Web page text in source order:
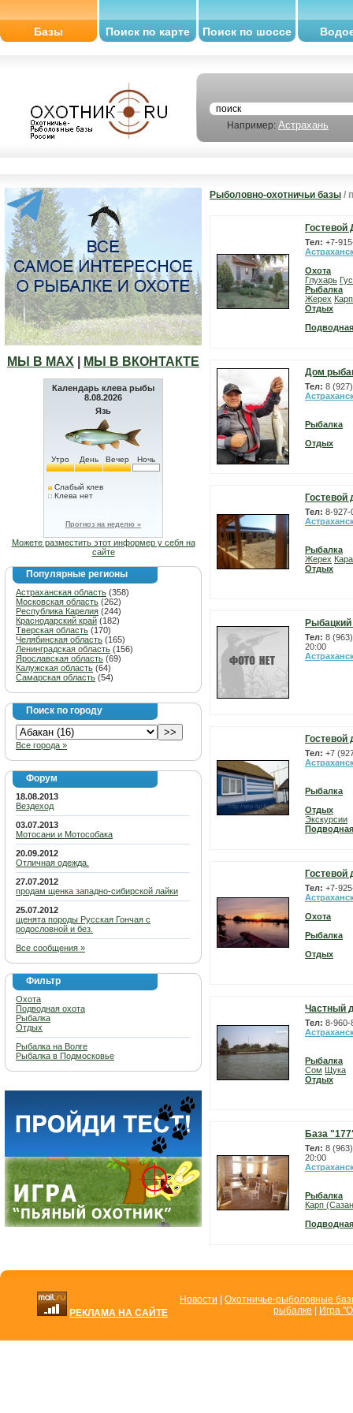
Базы Поиск по карте Поиск по шоссе
Например: Астрахань
МЫ В МАХ МЫ В ВКОНТАКТЕ
Календарь клева рыбы
8.08.2026
Язь
Утро День Вечер Ночь
Слабый клев
Клева нет
Прогноз на неделю »
Можете разместить этот информер у себя на
сайте
Популярные регионы
Астраханская область (358)
Московская область (262)
Республика Карелия (244)
Краснодарский край (182)
Тверская область (170)
Челябинская область (165)
Ленинградская область (156)
Ярославская область (69)
Калужская область (64)
Самарская область (54)
Поиск по городу
Все города »
Форум
18.08.2013
Вездеход
03.07.2013
Мотосани и Мотособака
20.09.2012
Отличная одежда.
27.07.2012
продам щенка западно-сибирской лайки
25.07.2012
щенята породы Русская Гончая с
родословной и без.
Все сообщения »
Фильтр
Охота
Подводная охота
Рыбалка
Отдых
Рыбалка на Волге
Рыбалка в Подмосковье
Рыболовно-охотничьи базы /
Тел: +7-
Охота
Глухарь
Рыбалка
Жерех
Отдых
Дом
Тел: 8
Рыбалка
Отдых
Тел: 8-927-
Рыбалка
Жерех
Отдых
Тел: 8
20:00
Тел: +7
Рыбалка
Отдых
Экскурсии
Тел: +7-
Охота
Рыбалка
Отдых
Частный
Тел: 8-960-
Рыбалка
Сом Щука
Отдых
База
Тел: 8
20:00
Рыбалка
Карп
РЕКЛАМА НА САЙТЕ
Новости
Охотничье-рыболовные
рыбалке
Игра